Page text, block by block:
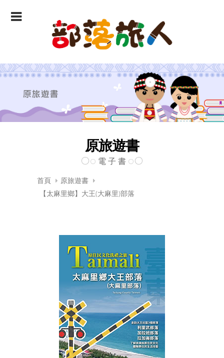
原旅遊書
電 子 書
首頁
原旅遊書
【太麻里鄉】大王(大麻里)部落